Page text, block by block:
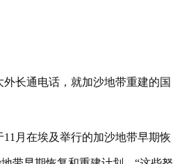
长通电话，就加沙地带重建的国
月在埃及举行的加沙地带早期恢